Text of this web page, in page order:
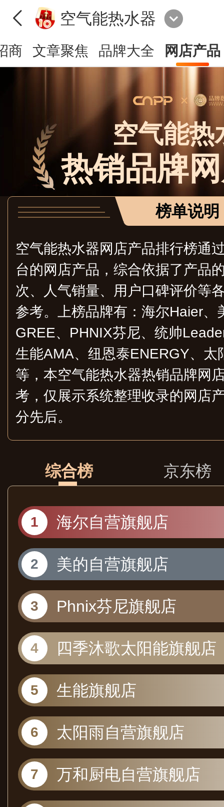
空气能热水器
商 文章聚焦 品牌大全 网店产品
空气能热
热销品牌
榜单说明
空气能热水器网店产品排行榜通
台的网店产品，综合依据了产品
次、人气销量、用户口碑评价等
参考。上榜品牌有：海尔Haier、
GREE、PHNIX芬尼、统帅
生能AMA、纽恩泰ENERGY、太
等，本空气能热水器热销品牌网
考，仅展示系统整理收录的网店
分先后。
综合榜 京东榜
海尔自营旗舰店
美的自营旗舰店
Phnix芬尼旗舰店
四季沐歌太阳能旗舰店
生能旗舰店
太阳雨自营旗舰店
万和厨电自营旗舰店